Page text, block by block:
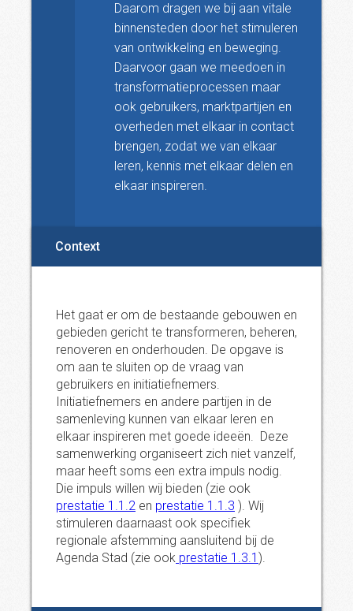
Daarom dragen we bij aan vitale
binnensteden door het stimuleren
van ontwikkeling en beweging.
Daarvoor gaan we meedoen in
transformatieprocessen maar
ook gebruikers, marktpartijen en
overheden met elkaar in contact
brengen, zodat we van elkaar
leren, kennis met elkaar delen en
elkaar inspireren.
Context
Het gaat er om de bestaande gebouwen en
gebieden gericht te transformeren, beheren,
renoveren en onderhouden. De opgave is
om aan te sluiten op de vraag van
gebruikers en initiatiefnemers.
Initiatiefnemers en andere partijen in de
samenleving kunnen van elkaar leren en
elkaar inspireren met goede ideeën. Deze
samenwerking organiseert zich niet vanzelf,
maar heeft soms een extra impuls nodig.
Die impuls willen wij bieden (zie ook
prestatie 1.1.2 en prestatie 1.1.3 ). Wij
stimuleren daarnaast ook specifiek
regionale afstemming aansluitend bij de
Agenda Stad (zie ook prestatie 1.3.1 ).